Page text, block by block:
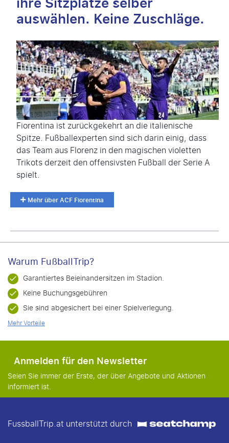
auswählen. Keine Zuschläge.
Fiorentina ist zurückgekehrt an die italienische
Spitze. Fußballexperten sind sich darin einig, dass
das Team aus Florenz in den magischen violetten
Trikots derzeit den offensivsten Fußball der Serie A
spielt.
Mehr über ACF Fiorentina
Warum FußballTrip?
Garantiertes Beieinandersitzen im Stadion.
Keine Buchungsgebühren
Sie sind abgesichert bei einer Spielverlegung.
Mehr Vorteile
Anmelden für den Newsletter
Seien Sie immer der Erste, der über Angebote und Aktionen
informiert ist.
FussballTrip.at unterstützt durch